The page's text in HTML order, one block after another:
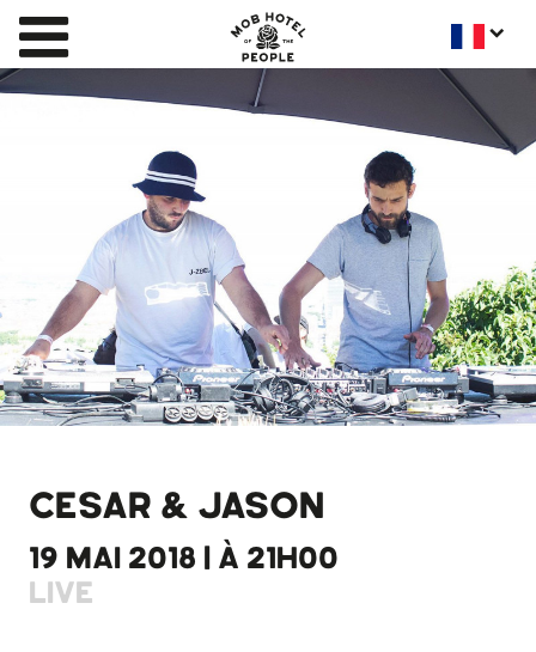
CESAR & JASON
19 MAI 2018 | À 21H00
LIVE